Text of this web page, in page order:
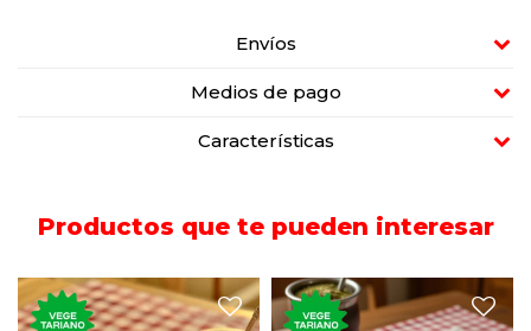
Envíos
Medios de pago
Características
Productos que te pueden interesar